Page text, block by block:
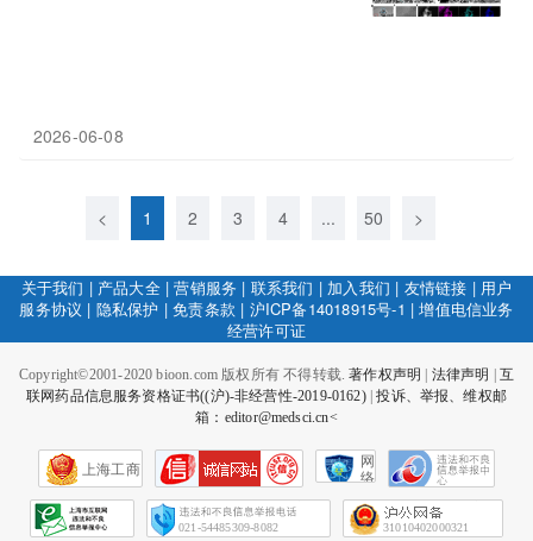
2026-06-08
< 1 2 3 4 ... 50 >
关于我们 | 产品大全|营销服务 | 联系我们 | 加入我们 | 友情链接 | 用户
服务协议 | 隐私保护 |免责条款 | 沪ICP备14018915号-1 |增值电信业务
经营许可证
Copyright©2001-2020 bioon.com 版权所有 不得转载.著作权声明 法律声明
互
联网药品信息服务资格证书((沪)-非经营性-2019-0162)|投诉、举报、维权邮
箱：editor@medsci.cn<
上海工商
网
络
会
征
021-54485309-8082 31010402000321